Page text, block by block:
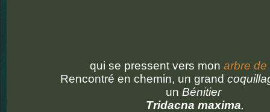
qui se pressent vers mon arbre de
Rencontré en chemin, un grand
un Bénitier
Tridacna maxima,